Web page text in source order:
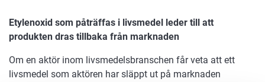
Etylenoxid som påträffas i livsmedel leder till att
produkten dras tillbaka från marknaden
Om en aktör inom livsmedelsbranschen får veta att ett
livsmedel som aktören har släppt ut på marknaden